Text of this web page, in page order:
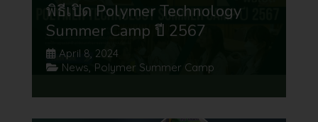
พิธีเปิด Polymer Technology
Summer Camp ปี 2567
April 8, 2024
News, Polymer Summer Camp